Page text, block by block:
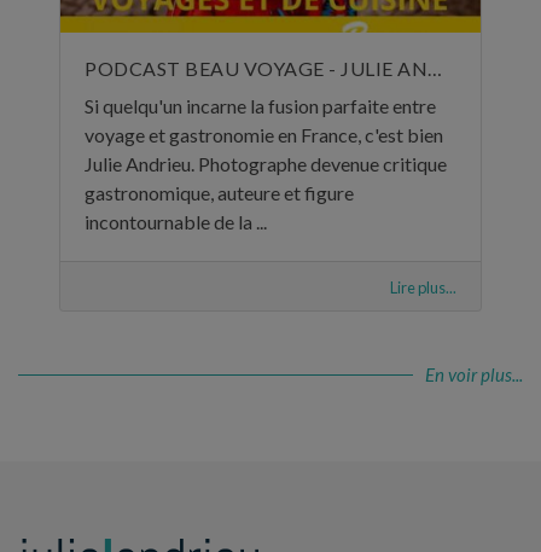
Si quelqu'un incarne la fusion parfaite entre
voyage et gastronomie en France, c'est bien
Julie Andrieu. Photographe devenue critique
gastronomique, auteure et figure
incontournable de la ...
Lire plus...
En voir plus...